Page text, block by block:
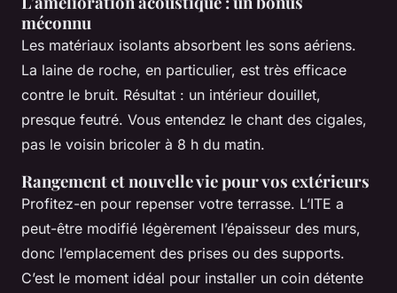
méconnu
Les matériaux isolants absorbent les sons aériens.
La laine de roche, en particulier, est très efficace
contre le bruit. Résultat : un intérieur douillet,
presque feutré. Vous entendez le chant des cigales,
pas le voisin bricoler à 8 h du matin.
Rangement et nouvelle vie pour vos extérieurs
Profitez-en pour repenser votre terrasse. L’ITE a
peut-être modifié légèrement l’épaisseur des murs,
donc l’emplacement des prises ou des supports.
C’est le moment idéal pour installer un coin détente